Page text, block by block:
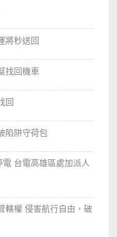
將秒送回
找回機車
回
陷阱守荷包
台電高雄區處加派人
轄權 侵害航行自由，破